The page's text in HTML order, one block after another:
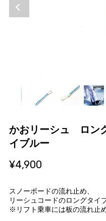
かおリーシュ ロン
イブルー
¥4,900
スノーボードの流れ止め、
リーシュコードのロングタイ
※リフト乗車には板の流れ止